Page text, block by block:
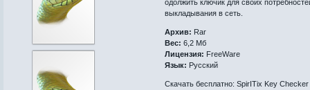
одолжить ключик для своих
выкладывания в сеть.
Архив: Rar
Вес: 6,2 Мб
Лицензия: FreeWare
Язык: Русский
Скачать бесплатно: SpirITix Key Checker